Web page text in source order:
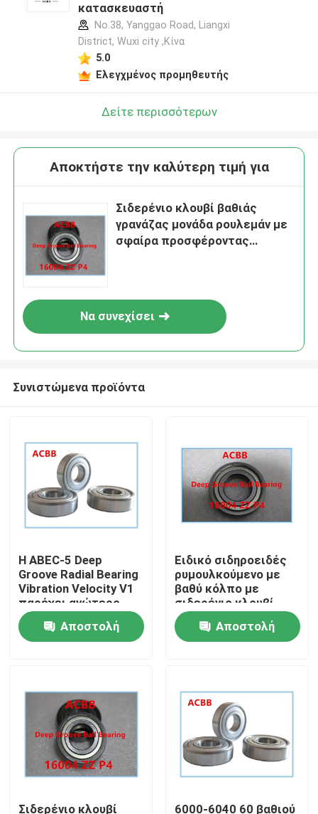
Σπίτι
Προϊόντα
Περίπου εμείς
κατασκευαστή
No.38, Yanggao Road, Liangxi
District, Wuxi city ,Κίνα
5.0
Ελεγχμένος προμηθευτής
Δείτε περισσότερων
Αποκτήστε την καλύτερη τιμή για
Σιδερένιο κλουβί βαθιάς
γρανάζας μονάδα ρουλεμάν με
σφαίρα προσφέροντας
Να συνεχίσει
Συνιστώμενα προϊόντα
Η ABEC-5 Deep
Groove Radial Bearing
Vibration Velocity V1
παρέχει ανώτερο
χειρισμό φορτίου και
ομαλή περιστροφή
Αποστολή
Ειδικό σιδηροειδές
ρυμουλκούμενο με
βαθύ κόλπο με
σιδερένιο κλουβί
Αποστολή
Σιδερένιο κλουβί
6000-6040 60 βαθιού